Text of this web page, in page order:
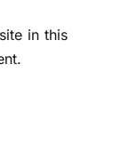
in this